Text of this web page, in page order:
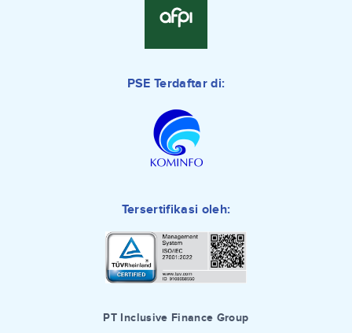
PSE Terdaftar di:
Tersertifikasi oleh:
PT Inclusive Finance Group